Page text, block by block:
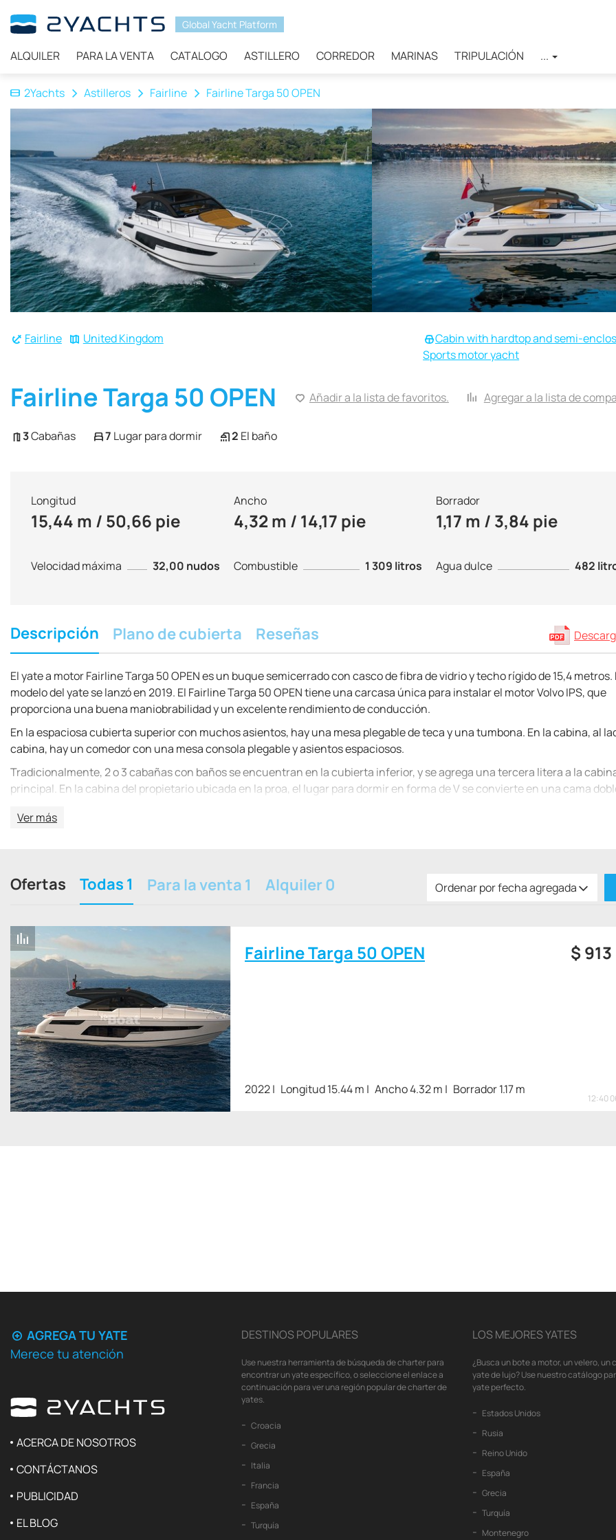
Global Yacht Platform
ALQUILER PARA LA VENTA CATALOGO ASTILLERO CORREDOR MARINAS TRIPULACIÓN ...
2Yachts Astilleros Fairline Fairline Targa 50 OPEN
Fairline United Kingdom
Cabin with hardtop and semi-
Sports motor yacht
Fairline Targa 50 OPEN Añadir a la lista de favoritos. Agregar a la lista de
3Cabañas 7 Lugar para dormir 2 El baño
Longitud
15,44 m / 50,66 pie
Ancho
4,32 m / 14,17 pie
Borrador
1,17 m / 3,84 pie
Velocidad máxima 32,00 nudos Combustible 1 309 litros Agua dulce 482
Descripción Plano de cubierta Reseñas
El yate a motor Fairline Targa 50 OPEN es un buque semicerrado con casco de fibra de vidrio y techo rígido de 15,4 metros.
modelo del yate se lanzó en 2019. El Fairline Targa 50 OPEN tiene una carcasa única para instalar el motor Volvo IPS, que
proporciona una buena maniobrabilidad y un excelente rendimiento de conducción.
En la espaciosa cubierta superior con muchos asientos, hay una mesa plegable de teca y una tumbona. En la cabina, al
cabina, hay un comedor con una mesa consola plegable y asientos espaciosos.
Tradicionalmente, 2 o 3 cabañas con baños se encuentran en la cubierta inferior, y se agrega una tercera litera a la
principal. En la cabina del propietario ubicada en la proa, el lugar para dormir en forma de V se convierte en una cama
Ver más
Ofertas Todas 1 Para la venta 1 Alquiler 0 Ordenar por fecha agregada
Fairline Targa 50 OPEN
2022 Longitud 15.44 m Ancho 4.32 m Borrador 1.17 m
$
12:40
AGREGA TU YATE
Merece tu atención
ACERCA DE NOSOTROS
CONTÁCTANOS
PUBLICIDAD
EL BLOG
DESTINOS POPULARES
Use nuestra herramienta de búsqueda de charter para
encontrar un yate específico, o seleccione el enlace a
continuación para ver una región popular de charter de
yates.
Croacia
Grecia
Italia
Francia
España
Turquía
LOS MEJORES YATES
¿Busca un bote a motor, un velero, un
yate de lujo? Use nuestro catálogo
yate perfecto.
Estados Unidos
Rusia
Reino Unido
España
Grecia
Turquía
Montenegro